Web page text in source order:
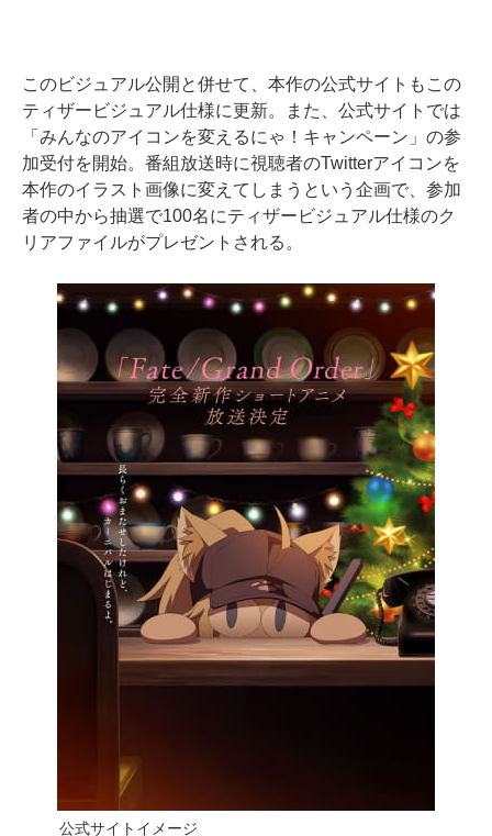
このビジュアル公開と併せて、本作の公式サイトもこの
ティザービジュアル仕様に更新。また、公式サイトでは
「みんなのアイコンを変えるにゃ！キャンペーン」の参
加受付を開始。番組放送時に視聴者のTwitterアイコンを
本作のイラスト画像に変えてしまうという企画で、参加
者の中から抽選で100名にティザービジュアル仕様のク
リアファイルがプレゼントされる。
公式サイトイメージ